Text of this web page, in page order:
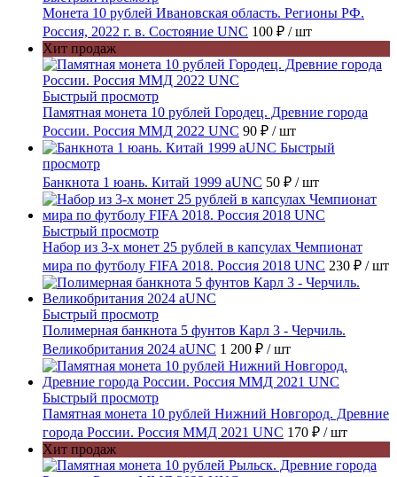
Монета 10 рублей Ивановская область. Регионы РФ.
Россия, 2022 г. в. Состояние UNC 100 ₽ / шт
Хит продаж
Быстрый просмотр
Памятная монета 10 рублей Городец. Древние города
России. Россия ММД 2022 UNC 90 ₽ / шт
Быстрый
просмотр
Банкнота 1 юань. Китай 1999 aUNC 50 ₽ / шт
Быстрый просмотр
Набор из 3-х монет 25 рублей в капсулах Чемпионат
мира по футболу FIFA 2018. Россия 2018 UNC 230 ₽ / шт
Быстрый просмотр
Полимерная банкнота 5 фунтов Карл 3 - Черчиль.
Великобритания 2024 aUNC 1 200 ₽ / шт
Быстрый просмотр
Памятная монета 10 рублей Нижний Новгород. Древние
города России. Россия ММД 2021 UNC 170 ₽ / шт
Хит продаж